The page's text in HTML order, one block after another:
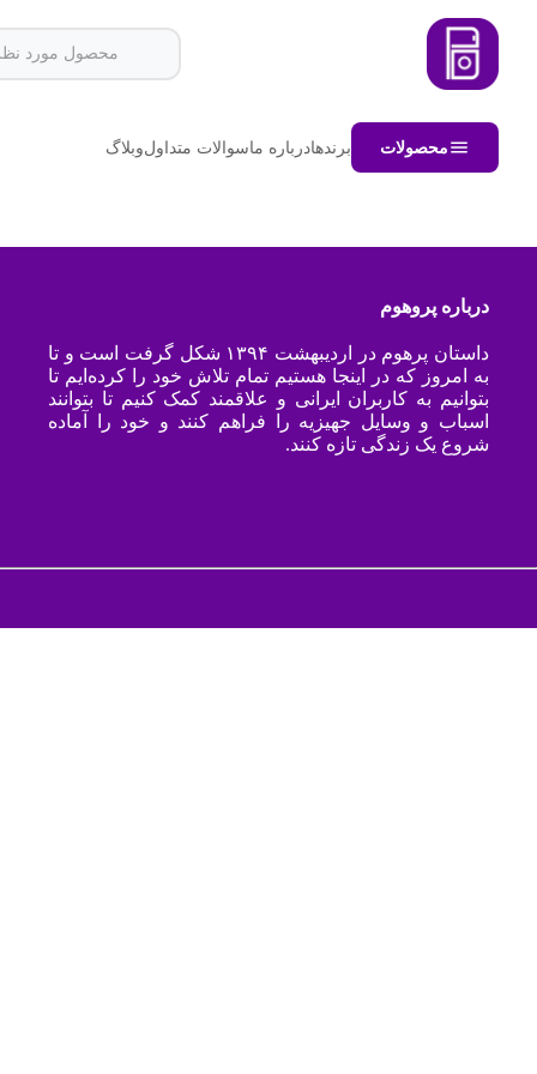
محصولات برندهادرباره ماسوالات متداولوبلاگ
درباره پروهوم
داستان پرهوم در اردیبهشت ۱۳۹۴ شکل گرفت است و تا
به امروز که در اینجا هستیم تمام تلاش خود را کرده‌ایم تا
بتوانیم به کاربران ایرانی و علاقمند کمک کنیم تا بتوانند
اسباب و وسایل جهیزیه را فراهم کنند و خود را آماده
شروع یک زندگی تازه کنند.